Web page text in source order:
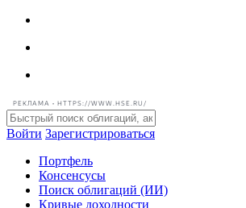
РЕКЛАМА • HTTPS://WWW.HSE.RU/
Войти Зарегистрироваться